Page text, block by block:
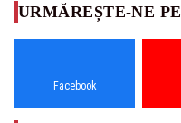
URMĂREȘTE-NE PE
Facebook